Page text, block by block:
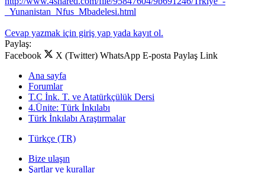
_Yunanistan_Nfus_Mbadelesi.html
Cevap yazmak için giriş yap yada kayıt ol.
Paylaş:
Facebook
X (Twitter) WhatsApp E-posta Paylaş Link
Ana sayfa
Forumlar
T.C İnk. T. ve Atatürkçülük Dersi
4.Ünite: Türk İnkılabı
Türk İnkılabı Araştırmalar
Türkçe (TR)
Bize ulaşın
Şartlar ve kurallar